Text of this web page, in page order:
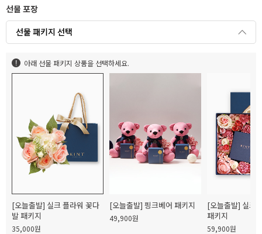
선물 포장
선물 패키지 선택
아래 선물 패키지 상품을 선택하세요.
[오늘출발] 실크 플라워 꽃다
발 패키지
35,000원
[오늘출발] 핑크베어 패키지
49,900원
[오늘출발] 실크
패키지
59,900원